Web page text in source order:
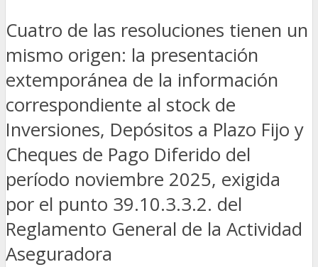
Cuatro de las resoluciones tienen un
mismo origen: la presentación
extemporánea de la información
correspondiente al stock de
Inversiones, Depósitos a Plazo Fijo y
Cheques de Pago Diferido del
período noviembre 2025, exigida
por el punto 39.10.3.3.2. del
Reglamento General de la Actividad
Aseguradora